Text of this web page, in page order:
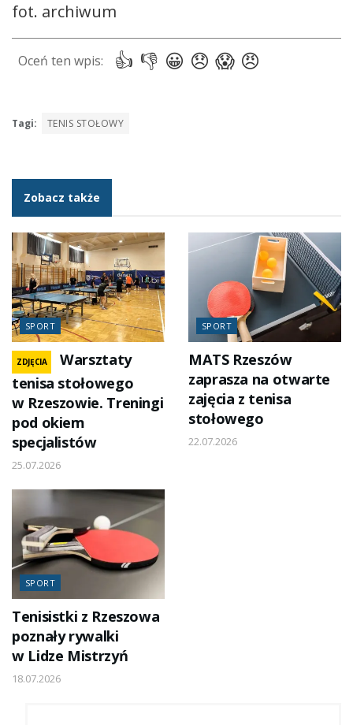
fot. archiwum
Tagi: TENIS STOŁOWY
Zobacz także
SPORT
ZDJĘCIA
Warsztaty
tenisa stołowego
w Rzeszowie. Treningi
pod okiem
specjalistów
25.07.2026
SPORT
MATS Rzeszów
zaprasza na otwarte
zajęcia z tenisa
stołowego
22.07.2026
SPORT
Tenisistki z Rzeszowa
poznały rywalki
w Lidze Mistrzyń
18.07.2026